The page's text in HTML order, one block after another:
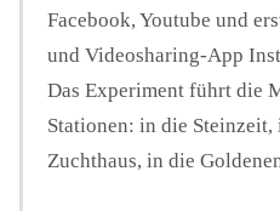
Facebook, Youtube und
und Videosharing-App
Das Experiment führt die
Stationen: in die
Zuchthaus, in die